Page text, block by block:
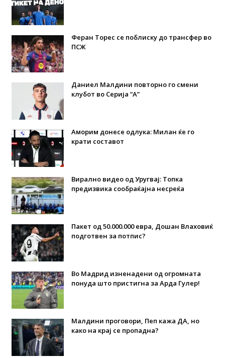
Феран Торес се поблиску до трансфер во
ПСЖ
Даниел Малдини повторно го смени
клубот во Серија “А”
Аморим донесе одлука: Милан ќе го
крати составот
Вирално видео од Уругвај: Топка
предизвика сообраќајна несреќа
Пакет од 50.000.000 евра, Дошан Влаховиќ
подготвен за потпис?
Во Мадрид изненадени од огромната
понуда што пристигна за Арда Гулер!
Малдини проговори, Пеп кажа ДА, но
како на крај се пропадна?